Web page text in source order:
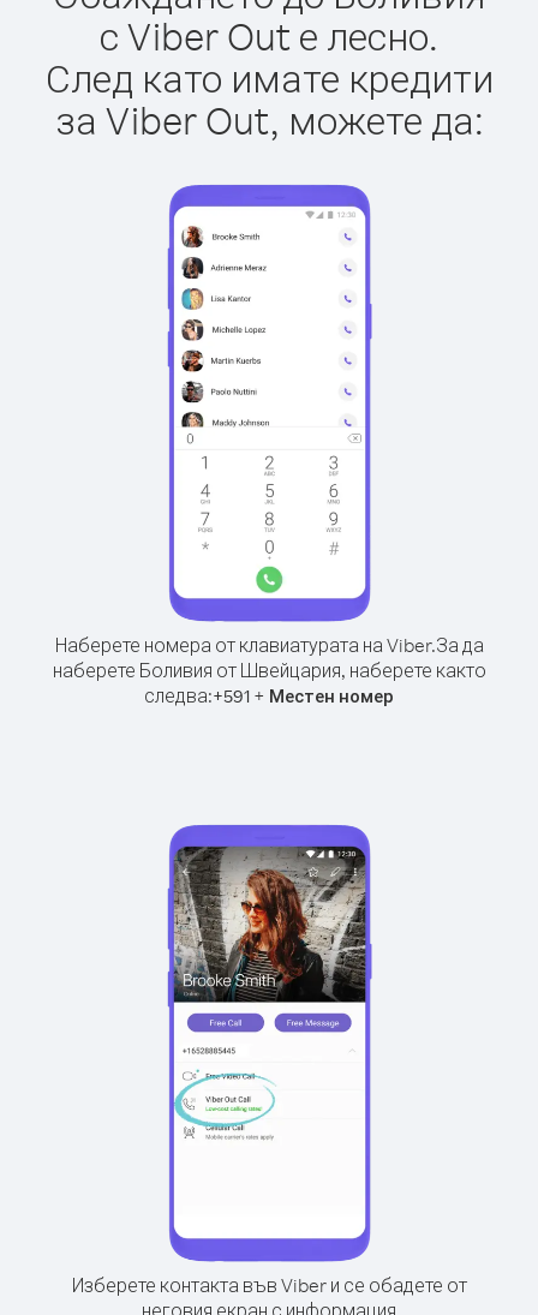
с Viber Out е лесно.
След като имате кредити
за Viber Out, можете да:
Наберете номера от клавиатурата на Viber.За да
наберете Боливия от Швейцария, наберете както
следва:+591 + Местен номер
Изберете контакта във Viber и се обадете от
неговия екран с информация